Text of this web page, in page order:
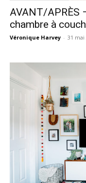
AVANT/APRÈS
chambre à
Véronique Harvey - 31 mai